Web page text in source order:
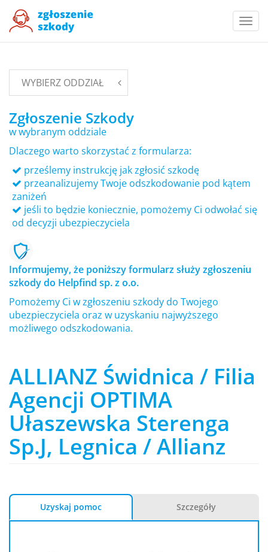
WYBIERZ ODDZIAŁ
Zgłoszenie Szkody
w wybranym oddziale
Dlaczego warto skorzystać z formularza:
prześlemy instrukcję jak zgłosić szkodę
przeanalizujemy Twoje odszkodowanie pod kątem
zaniżeń
jeśli to będzie koniecznie, pomożemy Ci odwołać się
od decyzji ubezpieczyciela
Informujemy, że poniższy formularz służy zgłoszeniu
szkody do Helpfind sp. z o.o.
Pomożemy Ci w zgłoszeniu szkody do Twojego
ubezpieczyciela oraz w uzyskaniu najwyższego
możliwego odszkodowania.
ALLIANZ Świdnica / Filia
Agencji OPTIMA
Ułaszewska Sterenga
Sp.J, Legnica / Allianz
Uzyskaj pomoc Szczegóły